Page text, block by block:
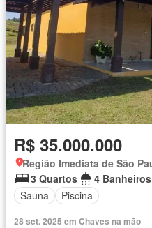
R$ 35.000.000
3 Quartos
4 Banheiros
Sauna
Piscina
28 set. 2025 em Chaves na mão